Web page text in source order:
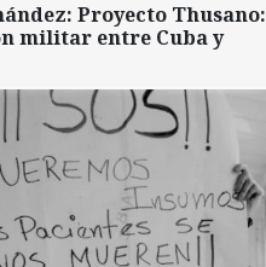
Proyecto Thusano:
militar entre Cuba y